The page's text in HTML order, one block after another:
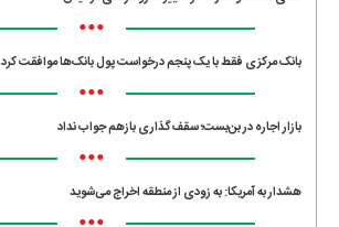
•••
بانک مرکزی فقط با یک‌ پنجم درخواست پول بانک‌ها موافقت کرد
•••
بازار اجاره در بن‌بست؛ سقف‌گذاری بازهم جواب نداد
•••
هشدار به آمریکا: به زودی از منطقه اخراج می‌شوید